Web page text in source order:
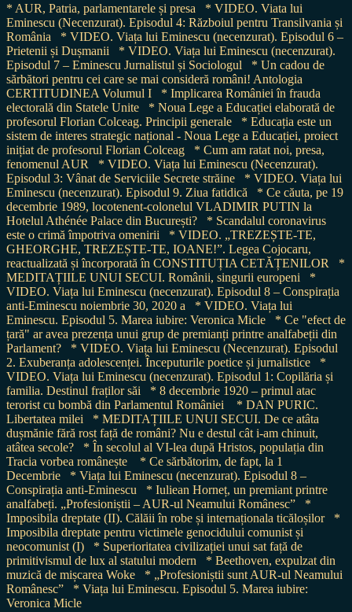
* AUR, Patria, parlamentarele și presa
* VIDEO. Viata lui
Eminescu (Necenzurat). Episodul 4: Războiul pentru Transilvania și
România
* VIDEO. Viața lui Eminescu (necenzurat). Episodul 6 –
Prietenii și Dușmanii
* VIDEO. Viața lui Eminescu (necenzurat).
Episodul 7 – Eminescu Jurnalistul și Sociologul
* Un cadou de
sărbători pentru cei care se mai consideră români! Antologia
CERTITUDINEA Volumul I
* Implicarea României în frauda
electorală din Statele Unite
* Noua Lege a Educației elaborată de
profesorul Florian Colceag. Principii generale
* Educația este un
sistem de interes strategic național - Noua Lege a Educației, proiect
inițiat de profesorul Florian Colceag
* Cum am ratat noi, presa,
fenomenul AUR
* VIDEO. Viața lui Eminescu (Necenzurat).
Episodul 3: Vânat de Serviciile Secrete străine
* VIDEO. Viața lui
Eminescu (necenzurat). Episodul 9. Ziua fatidică
* Ce căuta, pe 19
decembrie 1989, locotenent-colonelul VLADIMIR PUTIN la
Hotelul Athénée Palace din București?
* Scandalul coronavirus
este o crimă împotriva omenirii
* VIDEO. „TREZEȘTE-TE,
GHEORGHE, TREZEȘTE-TE, IOANE!”. Legea Cojocaru,
reactualizată și încorporată în CONSTITUȚIA CETĂȚENILOR
*
MEDITAȚIILE UNUI SECUI. Românii, singurii europeni
*
VIDEO. Viața lui Eminescu (necenzurat). Episodul 8 – Conspirația
anti-Eminescu noiembrie 30, 2020 a
* VIDEO. Viața lui
Eminescu. Episodul 5. Marea iubire: Veronica Micle
* Ce "efect de
țară" ar avea prezența unui grup de premianți printre analfabeții din
Parlament?
* VIDEO. Viața lui Eminescu (Necenzurat). Episodul
2. Exuberanța adolescenței. Începuturile poetice și jurnalistice
*
VIDEO. Viața lui Eminescu (necenzurat). Episodul 1: Copilăria și
familia. Destinul fraților săi
* 8 decembrie 1920 – primul atac
terorist cu bombă din Parlamentul României
* DAN PURIC.
Libertatea milei
* MEDITAȚIILE UNUI SECUI. De ce atâta
dușmănie fără rost față de români? Nu e destul cât i-am chinuit,
atâtea secole?
* În secolul al VI-lea după Hristos, populația din
Tracia vorbea românește
* Ce sărbătorim, de fapt, la 1
Decembrie
* Viața lui Eminescu (necenzurat). Episodul 8 –
Conspirația anti-Eminescu
* Iuliean Horneț, un premiant printre
analfabeți. „Profesioniștii – AUR-ul Neamului Românesc”
*
Imposibila dreptate (II). Călăii în robe și internaționala ticăloșilor
*
Imposibila dreptate pentru victimele genocidului comunist și
neocomunist (I)
* Superioritatea civilizației unui sat față de
primitivismul de lux al statului modern
* Beethoven, expulzat din
muzică de mișcarea Woke
* „Profesioniștii sunt AUR-ul Neamului
Românesc”
* Viața lui Eminescu. Episodul 5. Marea iubire:
Veronica Micle